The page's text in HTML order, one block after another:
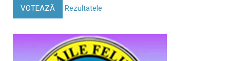
VOTEAZĂ Rezultatele